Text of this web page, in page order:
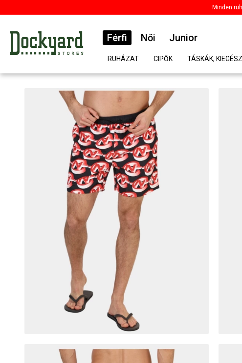
Minden
Férfi Női Junior
RUHÁZAT CIPŐK TÁSKÁK,